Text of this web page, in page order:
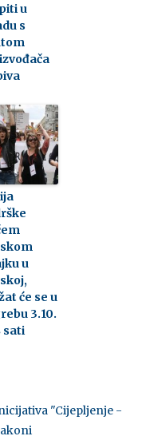
u
s
u
će se u
3.10.
sati
"Cijepljenje -